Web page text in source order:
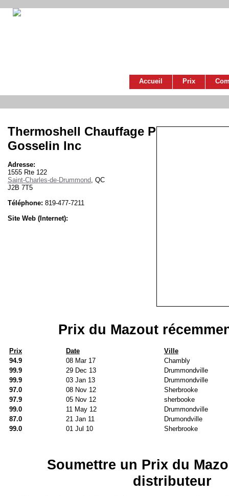
Accueil Prix
Thermoshell Chauffage P
Gosselin Inc
Adresse:
1555 Rte 122
Saint-Charles-de-Drummond, QC
J2B 7T5
Téléphone: 819-477-7211
Site Web (Internet):
Prix du Mazout
Prix Date
Ville
94.9
08 Mar 17
Chambly
99.9
29 Dec 13
Drummondville
99.9
03 Jan 13
Drummondville
97.0
08 Nov 12
Sherbrooke
97.9
05 Nov 12
sherbooke
99.0
11 May 12
Drummondville
87.0
21 Jan 11
Drumondville
99.0
01 Jul 10 Sherbrooke
Soumettre un Prix du
distributeur